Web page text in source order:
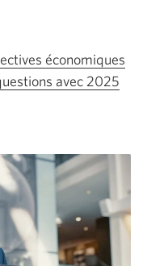
économiques
avec 2025